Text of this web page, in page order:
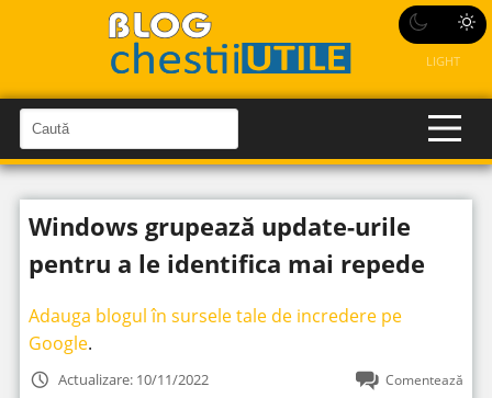
LIGHT
a
u
t
C
a
u
î
n
i
t
Windows grupează update-urile
pentru a le identifica mai repede
Adauga blogul în sursele tale de incredere pe
Google.
Actualizare: 10/11/2022 Comentează